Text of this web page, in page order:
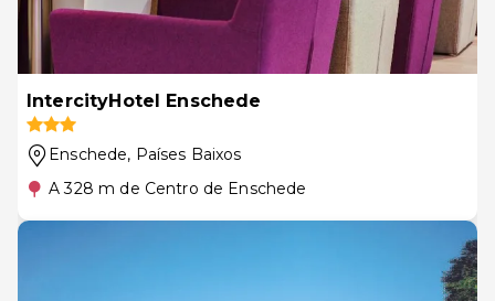
IntercityHotel Enschede
Enschede, Países Baixos
A 328 m de Centro de Enschede